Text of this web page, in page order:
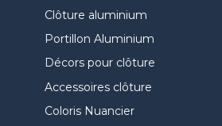
Clôture aluminium
Portillon Aluminium
Décors pour clôture
Accessoires clôture
Coloris Nuancier